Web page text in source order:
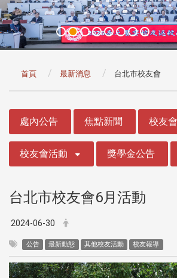
首頁 最新消息 台北市校友會
處內公告 焦點新聞 校友
校友會活動 獎學金公告
台北市校友會6月活動
2024-06-30
公告 最新動態 其他校友活動 校友報導